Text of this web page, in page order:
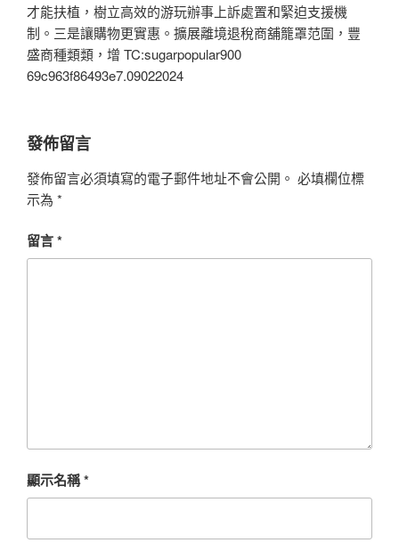
才能扶植，樹立高效的游玩辦事上訴處置和緊迫支援機
制。三是讓購物更實惠。擴展離境退稅商舖籠罩范圍，豐
盛商種類類，增 TC:sugarpopular900
69c963f86493e7.09022024
發佈留言
發佈留言必須填寫的電子郵件地址不會公開。 必填欄位標
示為 *
留言*
顯示名稱*